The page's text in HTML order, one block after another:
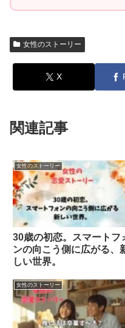
女性のストーリー
X
関連記事
女性のストーリー
30歳の初恋。スマートフ
ンの向こう側に広がる、
しい世界。
女性のストーリー